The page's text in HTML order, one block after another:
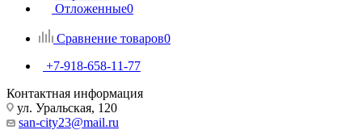
Отложенные0
Сравнение товаров0
+7-918-658-11-77
Контактная информация
ул. Уральская, 120
san-city23@mail.ru